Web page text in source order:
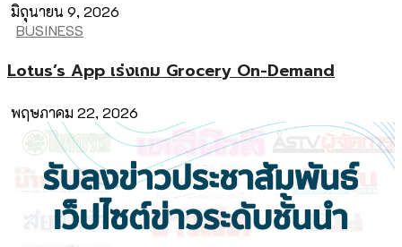
มิถุนายน 9, 2026
BUSINESS
Lotus’s App เร่งเกม Grocery On-Demand
พฤษภาคม 22, 2026